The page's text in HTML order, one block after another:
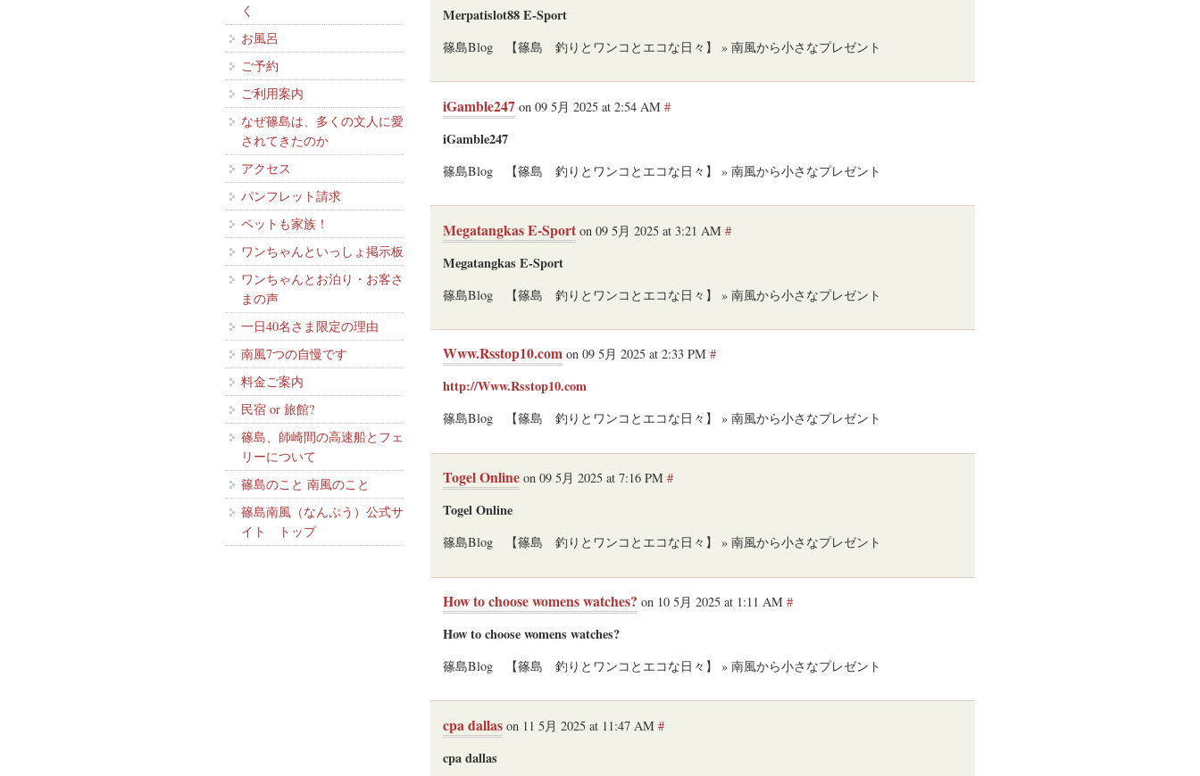
Merpatislot88 E-Sport
篠島Blog 【篠島 釣りとワンコとエコな日々】 » 南風から小さなプレゼント
iGamble247 on 09 5月 2025 at 2:54 AM#
iGamble247
篠島Blog 【篠島 釣りとワンコとエコな日々】 » 南風から小さなプレゼント
Megatangkas E-Sport on 09 5月 2025 at 3:21 AM#
Megatangkas E-Sport
篠島Blog 【篠島 釣りとワンコとエコな日々】 » 南風から小さなプレゼント
Www.Rsstop10.com on 09 5月 2025 at 2:33 PM#
http://Www.Rsstop10.com
篠島Blog 【篠島 釣りとワンコとエコな日々】 » 南風から小さなプレゼント
Togel Online on 09 5月 2025 at 7:16 PM#
Togel Online
篠島Blog 【篠島 釣りとワンコとエコな日々】 » 南風から小さなプレゼント
How to choose womens watches? on 10 5月 2025 at 1:11 AM#
How to choose womens watches?
篠島Blog 【篠島 釣りとワンコとエコな日々】 » 南風から小さなプレゼント
cpa dallas on 11 5月 2025 at 11:47 AM#
cpa dallas
く
お風呂
ご予約
ご利用案内
なぜ篠島は、多くの文人に愛
されてきたのか
アクセス
パンフレット請求
ペットも家族！
ワンちゃんといっしょ掲示板
ワンちゃんとお泊り・お客さ
まの声
一日40名さま限定の理由
南風7つの自慢です
料金ご案内
民宿 or 旅館?
篠島、師崎間の高速船とフェ
リーについて
篠島のこと 南風のこと
篠島南風（なんぷう）公式サ
イト トップ